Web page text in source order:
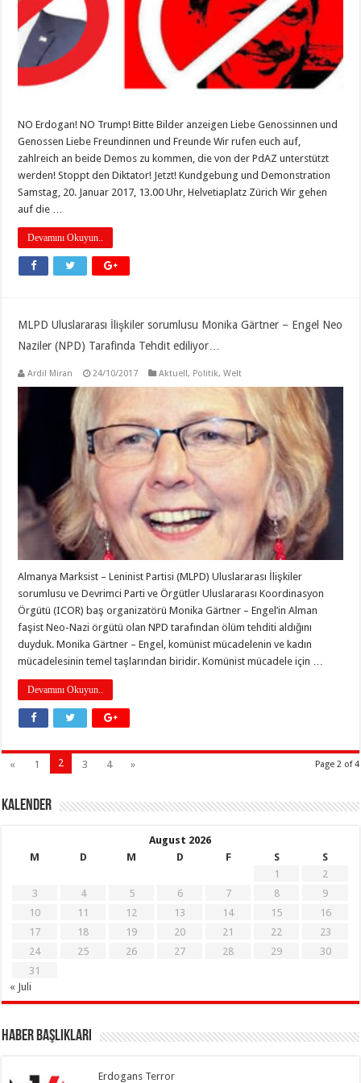
NO Erdogan! NO Trump! Bitte Bilder anzeigen Liebe Genossinnen und
Genossen Liebe Freundinnen und Freunde Wir rufen euch auf,
zahlreich an beide Demos zu kommen, die von der PdAZ unterstützt
werden! Stoppt den Diktator! Jetzt! Kundgebung und Demonstration
Samstag, 20. Januar 2017, 13.00 Uhr, Helvetiaplatz Zürich Wir gehen
auf die …
Devamını Okuyun..
MLPD Uluslararası İlişkiler sorumlusu Monika Gärtner – Engel Neo
Naziler (NPD) Tarafinda Tehdit ediliyor…
Ardil Miran 24/10/2017 Aktuell, Politik,Welt
Almanya Marksist – Leninist Partisi (MLPD) Uluslararası İlişkiler
sorumlusu ve Devrimci Parti ve Örgütler Uluslararası Koordinasyon
Örgütü (ICOR) baş organizatörü Monika Gärtner – Engel’in Alman
faşist Neo-Nazi örgütü olan NPD tarafından ölüm tehditi aldığını
duyduk. Monika Gärtner – Engel, komünist mücadelenin ve kadın
mücadelesinin temel taşlarından biridir. Komünist mücadele için …
Devamını Okuyun..
Page 2 of 4
« 1 2 3 4 »
KALENDER
August 2026
M
D M D F S
S
1
2
3
4 5 6 7 8
9
10
11 12 13 14 15
16
17
18 19 20 21 22
23
24
25 26 27 28 29
30
31
« Juli
Haber Başlıkları
Erdogans Terror